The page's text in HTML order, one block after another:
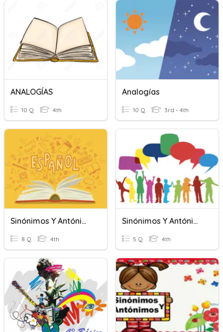
ANALOGÍAS
10 Q 4th
Analogías
10 Q 3rd - 4th
Sinónimos Y Antónimos
8 Q 4th
Sinónimos Y Antónimos
5 Q 4th